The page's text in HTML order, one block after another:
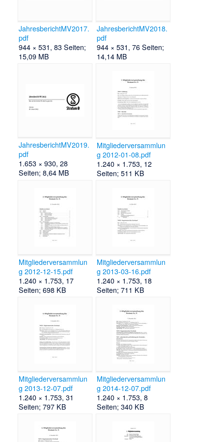
JahresberichtMV2017.
pdf
944 × 531, 83 Seiten;
15,09 MB
JahresberichtMV2018.
pdf
944 × 531, 76 Seiten;
14,14 MB
JahresberichtMV2019.
pdf
1.653 × 930, 28
Seiten; 8,64 MB
Mitgliederversammlun
g 2012-01-08.pdf
1.240 × 1.753, 12
Seiten; 511 KB
Mitgliederversammlun
g 2012-12-15.pdf
1.240 × 1.753, 17
Seiten; 698 KB
Mitgliederversammlun
g 2013-03-16.pdf
1.240 × 1.753, 18
Seiten; 711 KB
Mitgliederversammlun
g 2013-12-07.pdf
1.240 × 1.753, 31
Seiten; 797 KB
Mitgliederversammlun
g 2014-12-07.pdf
1.240 × 1.753, 8
Seiten; 340 KB